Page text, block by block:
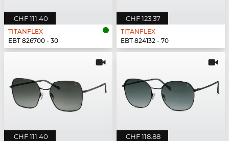
CHF 111.40
TITANFLEX
EBT 826700 - 30
CHF 123.37
TITANFLEX
EBT 824132 - 70
CHF 111.40 CHF 118.88